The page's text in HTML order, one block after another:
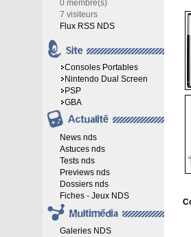
0 membre(s)
7 visiteurs
Flux RSS NDS
Consoles Portables
Nintendo Dual Screen
PSP
GBA
News nds
Astuces nds
Tests nds
Previews nds
Dossiers nds
Fiches - Jeux NDS
Galeries NDS